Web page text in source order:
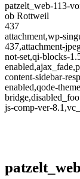
patzelt_web-113-
ob Rottweil
437
attachment,wp-
437,attachment-
not-set,qi-blocks-
content-sidebar-
enabled,qode-
js-comp-ver-